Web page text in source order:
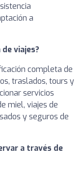
a
viajes?
completa de
traslados, tours y
servicios
miel, viajes de
y seguros de
a través de